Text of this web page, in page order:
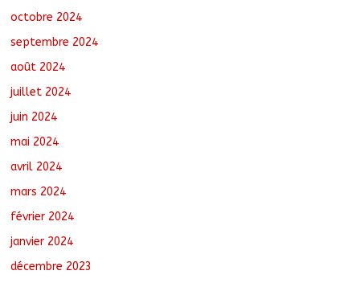
octobre 2024
septembre 2024
août 2024
juillet 2024
juin 2024
mai 2024
avril 2024
mars 2024
février 2024
janvier 2024
décembre 2023